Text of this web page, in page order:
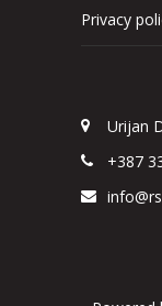
Privacy
Urijan
+387